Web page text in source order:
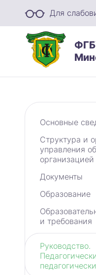
Для
Основные
Структура и
управления
организацией
Документы
Образование
и требования
Руководство.